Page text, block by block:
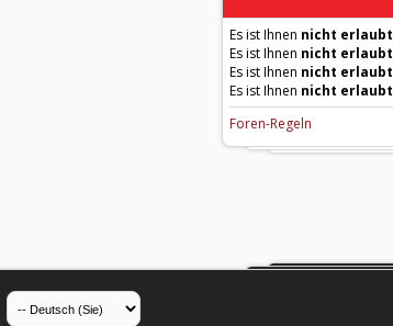
Es ist Ihnen nicht erlaubt
Es ist Ihnen nicht erlaubt
Es ist Ihnen nicht erlaubt
Es ist Ihnen nicht erlaubt
Foren-Regeln